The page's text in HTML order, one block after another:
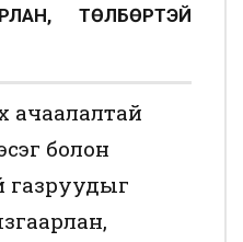
ТѲЛБѲРТЭЙ
ачаалалтай
болон
газруудыг